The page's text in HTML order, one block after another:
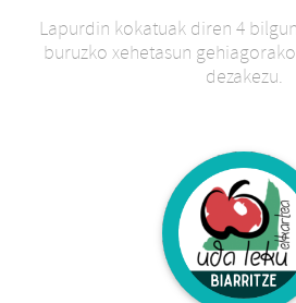
Lapurdin kokatuak diren 4
buruzko xehetasun
dezakezu.